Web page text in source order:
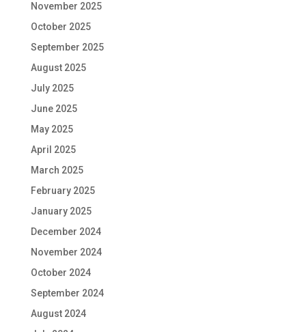
November 2025
October 2025
September 2025
August 2025
July 2025
June 2025
May 2025
April 2025
March 2025
February 2025
January 2025
December 2024
November 2024
October 2024
September 2024
August 2024